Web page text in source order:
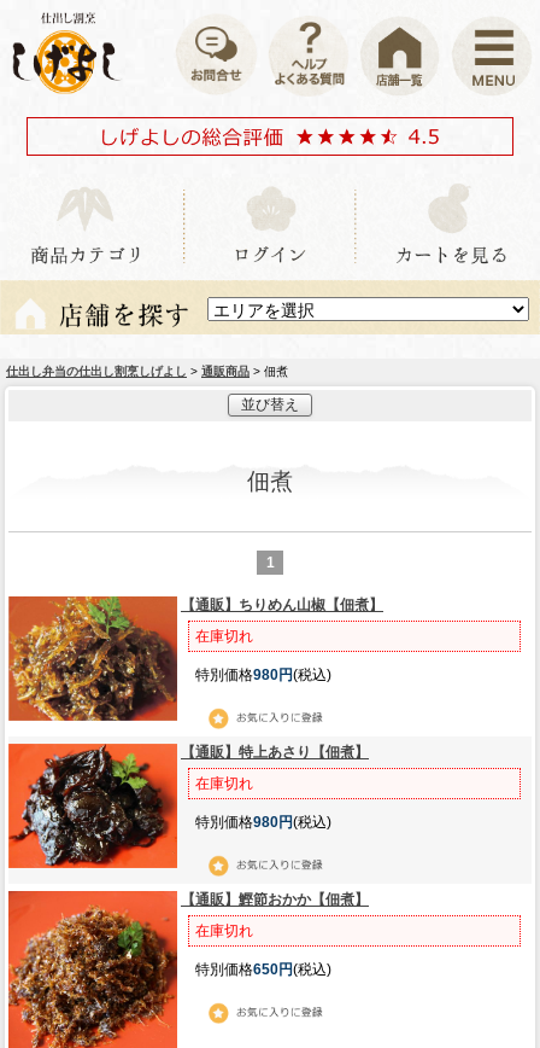
仕出し弁当の仕出し割烹しげよし > 通販商品 > 佃煮
並び替え
佃煮
1
【通販】ちりめん山椒【佃煮】
在庫切れ
特別価格980円(税込)
【通販】特上あさり【佃煮】
在庫切れ
特別価格980円(税込)
【通販】鰹節おかか【佃煮】
在庫切れ
特別価格650円(税込)